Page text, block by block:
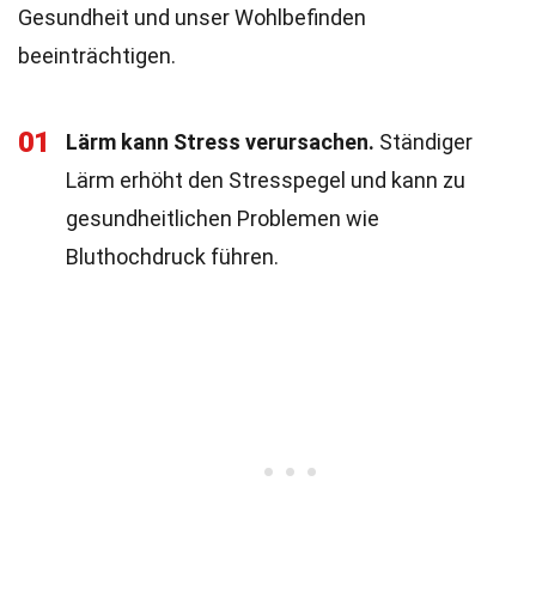
Gesundheit und unser Wohlbefinden
beeinträchtigen.
01 Lärm kann Stress verursachen. Ständiger
Lärm erhöht den Stresspegel und kann zu
gesundheitlichen Problemen wie
Bluthochdruck führen.